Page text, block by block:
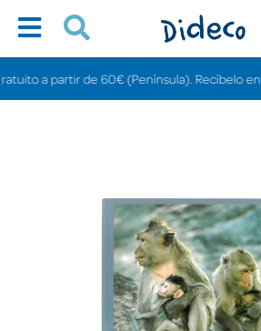
a partir de 60€ (Península). Recíbelo en 24/